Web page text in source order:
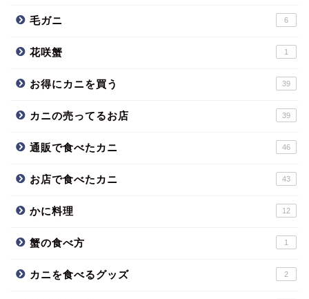
毛ガニ 6
花咲蟹 1
お得にカニを買う 39
カニの売ってるお店 39
通販で食べたカニ 46
お店で食べたカニ 43
かに料理 12
蟹の食べ方 1
カニを食べるグッズ 2